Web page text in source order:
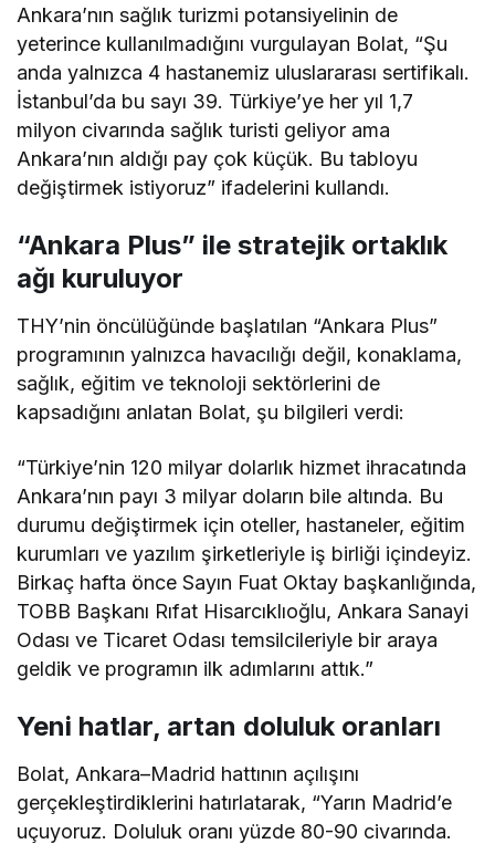
Ankara’nın sağlık turizmi potansiyelinin de
yeterince kullanılmadığını vurgulayan Bolat, “Şu
anda yalnızca 4 hastanemiz uluslararası sertifikalı.
İstanbul’da bu sayı 39. Türkiye’ye her yıl 1,7
milyon civarında sağlık turisti geliyor ama
Ankara’nın aldığı pay çok küçük. Bu tabloyu
değiştirmek istiyoruz” ifadelerini kullandı.
“Ankara Plus” ile stratejik ortaklık
ağı kuruluyor
THY’nin öncülüğünde başlatılan “Ankara Plus”
programının yalnızca havacılığı değil, konaklama,
sağlık, eğitim ve teknoloji sektörlerini de
kapsadığını anlatan Bolat, şu bilgileri verdi:
“Türkiye’nin 120 milyar dolarlık hizmet ihracatında
Ankara’nın payı 3 milyar doların bile altında. Bu
durumu değiştirmek için oteller, hastaneler, eğitim
kurumları ve yazılım şirketleriyle iş birliği içindeyiz.
Birkaç hafta önce Sayın Fuat Oktay başkanlığında,
TOBB Başkanı Rıfat Hisarcıklıoğlu, Ankara Sanayi
Odası ve Ticaret Odası temsilcileriyle bir araya
geldik ve programın ilk adımlarını attık.”
Yeni hatlar, artan doluluk oranları
Bolat, Ankara–Madrid hattının açılışını
gerçekleştirdiklerini hatırlatarak, “Yarın Madrid’e
uçuyoruz. Doluluk oranı yüzde 80-90 civarında.